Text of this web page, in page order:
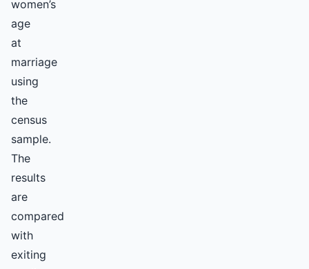
women’s
age
at
marriage
using
the
census
sample.
The
results
are
compared
with
exiting